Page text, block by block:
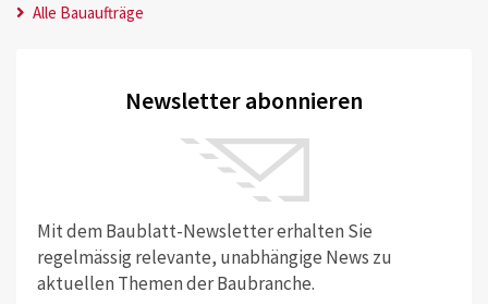
Alle Bauaufträge
Newsletter abonnieren
Mit dem Baublatt-Newsletter erhalten Sie
regelmässig relevante, unabhängige News zu
aktuellen Themen der Baubranche.